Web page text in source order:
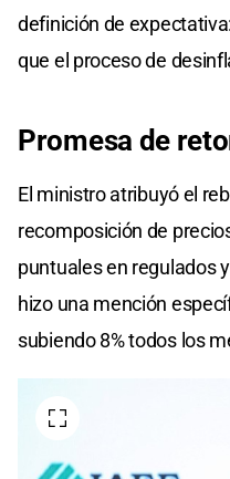
definición de
que el proceso de
Promesa de
El ministro atribuyó el
recomposición de
puntuales en regulados
hizo una mención
subiendo 8% todos los